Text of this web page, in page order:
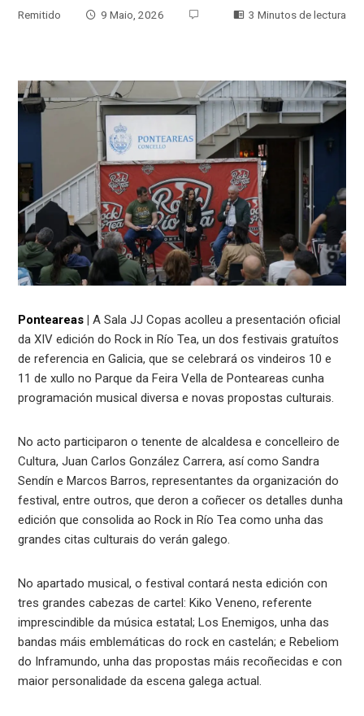
Remitido 9 Maio, 2026 3 Minutos de lectura
Ponteareas | A Sala JJ Copas acolleu a presentación oficial
da XIV edición do Rock in Río Tea, un dos festivais gratuítos
de referencia en Galicia, que se celebrará os vindeiros 10 e
11 de xullo no Parque da Feira Vella de Ponteareas cunha
programación musical diversa e novas propostas culturais.
No acto participaron o tenente de alcaldesa e concelleiro de
Cultura, Juan Carlos González Carrera, así como Sandra
Sendín e Marcos Barros, representantes da organización do
festival, entre outros, que deron a coñecer os detalles dunha
edición que consolida ao Rock in Río Tea como unha das
grandes citas culturais do verán galego.
No apartado musical, o festival contará nesta edición con
tres grandes cabezas de cartel: Kiko Veneno, referente
imprescindible da música estatal; Los Enemigos, unha das
bandas máis emblemáticas do rock en castelán; e Rebeliom
do Inframundo, unha das propostas máis recoñecidas e con
maior personalidade da escena galega actual.